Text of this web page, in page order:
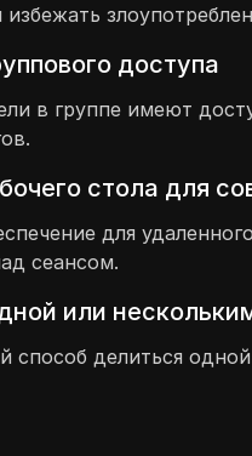
доступа
в группе имеют
стола для
для
сеансом.
или
способ делиться